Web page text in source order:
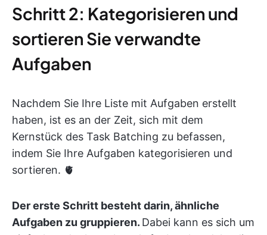
Schritt 2: Kategorisieren und
sortieren Sie verwandte
Aufgaben
Nachdem Sie Ihre Liste mit Aufgaben erstellt
haben, ist es an der Zeit, sich mit dem
Kernstück des Task Batching zu befassen,
indem Sie Ihre Aufgaben kategorisieren und
sortieren. 🫀
Der erste Schritt besteht darin, ähnliche
Aufgaben zu gruppieren. Dabei kann es sich um